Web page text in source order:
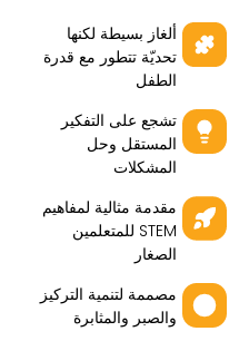
ألغاز بسيطة لكنها
تحديّة تتطور مع قدرة
الطفل
تشجع على التفكير
المستقل وحل
المشكلات
مقدمة مثالية لمفاهيم
STEM للمتعلمين
الصغار
مصممة لتنمية التركيز
والصبر والمثابرة